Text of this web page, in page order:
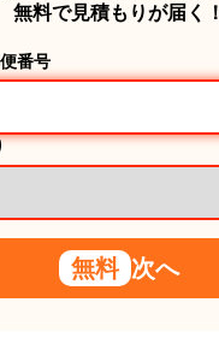
無料で見積もりが届く！
番号
無料 次へ